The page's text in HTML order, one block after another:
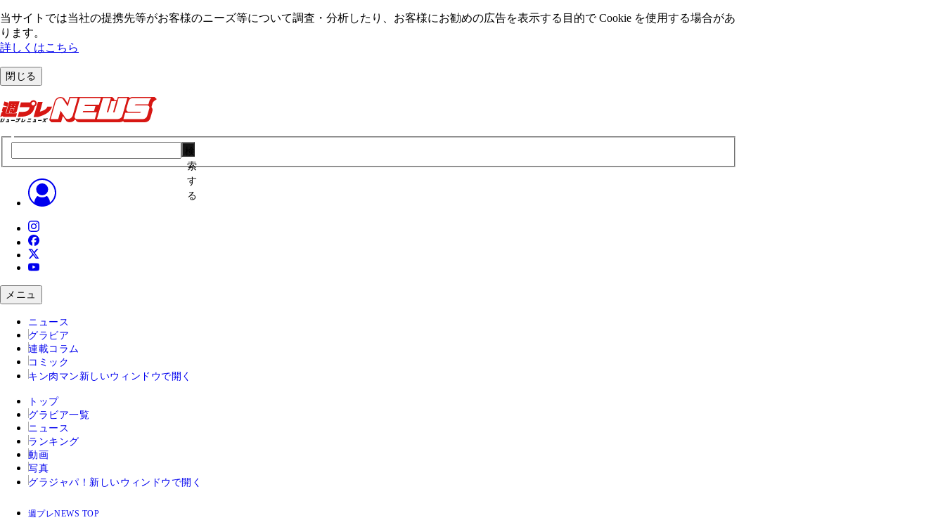
当サイトでは当社の提携先等がお客様のニーズ等について調査・分析したり、お客様にお勧めの広告を表⽰する⽬的で Cookie を使⽤する場合があ
ります。
詳しくはこちら
閉じる
索
す
る
メニュ
ニュース
グラビア
連載コラム
コミック
キン肉マン 新しいウィンドウで開く
トップ
グラビア一覧
ニュース
ランキング
動画
写真
グラジャパ！ 新しいウィンドウで開く
週プレNEWS TOP